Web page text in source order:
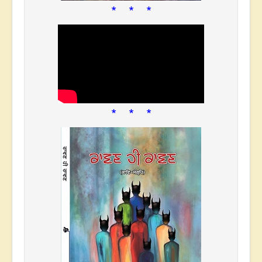
* * *
* * *